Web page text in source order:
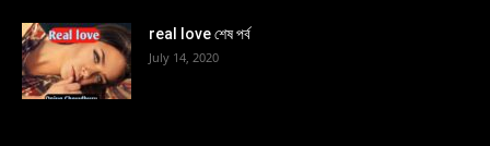
real love শেষ পর্ব
July 14, 2020